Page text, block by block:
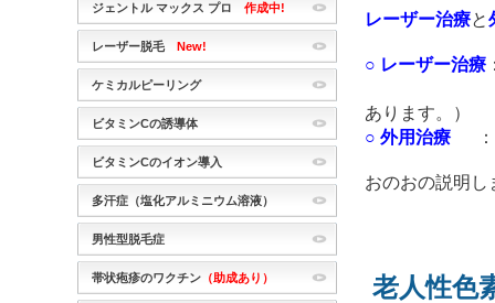
レーザー治療と
○ レーザー治療
あります。）
○ 外用治療 ：
おのおの説明し
老人性色
ジェントル マックス プロ 作成中!
レーザー脱毛New!
ケミカルピーリング
ビタミンCの誘導体
ビタミンCのイオン導入
多汗症（塩化アルミニウム溶液）
男性型脱毛症
帯状疱疹のワクチン （助成あり）